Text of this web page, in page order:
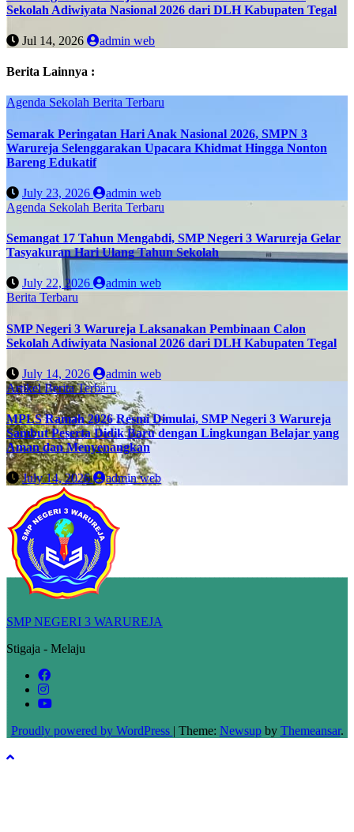
Sekolah Adiwiyata Nasional 2026 dari DLH Kabupaten Tegal
Jul 14, 2026 admin web
Berita Lainnya :
Agenda Sekolah Berita Terbaru
Semarak Peringatan Hari Anak Nasional 2026, SMPN 3
Warureja Selenggarakan Upacara Khidmat Hingga Nonton
Bareng Edukatif
July 23, 2026
admin web
Agenda Sekolah Berita Terbaru
Semangat 17 Tahun Mengabdi, SMP Negeri 3 Warureja Gelar
Tasyakuran Hari Ulang Tahun Sekolah
July 22, 2026
admin web
Berita Terbaru
SMP Negeri 3 Warureja Laksanakan Pembinaan Calon
Sekolah Adiwiyata Nasional 2026 dari DLH Kabupaten Tegal
July 14, 2026
admin web
ArtikelBerita Terbaru
MPLS Ramah 2026 Resmi Dimulai, SMP Negeri 3 Warureja
Sambut Peserta Didik Baru dengan Lingkungan Belajar yang
Aman dan Menyenangkan
July 14, 2026 admin web
SMP NEGERI 3 WARUREJA
Stigaja - Melaju
Proudly powered by WordPress Theme: Newsupby Themeansar.